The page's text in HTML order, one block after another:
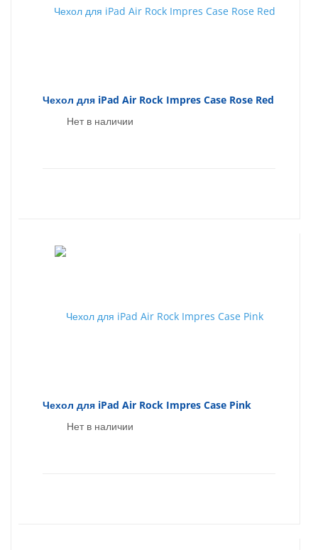
Чехол для iPad Air Rock Impres Case Rose Red
Нет в наличии
Чехол для iPad Air Rock Impres Case Pink
Нет в наличии